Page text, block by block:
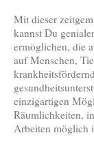
Mit dieser
kannst Du
ermöglichen, die
auf Menschen,
einzigartigen
Räumlichkeiten,
Arbeiten möglich